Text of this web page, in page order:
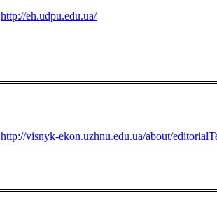
http://eh.udpu.edu.ua/
http://visnyk-ekon.uzhnu.edu.ua/about/